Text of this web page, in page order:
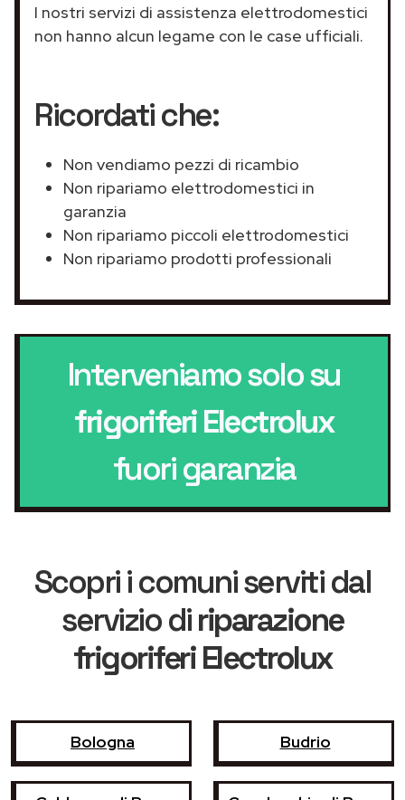
I nostri servizi di assistenza elettrodomestici
non hanno alcun legame con le case ufficiali.
Ricordati che:
Non vendiamo pezzi di ricambio
Non ripariamo elettrodomestici in
garanzia
Non ripariamo piccoli elettrodomestici
Non ripariamo prodotti professionali
Interveniamo solo su
frigoriferi Electrolux
fuori garanzia
Scopri i comuni serviti dal
servizio diriparazione
frigoriferi Electrolux
Bologna Budrio